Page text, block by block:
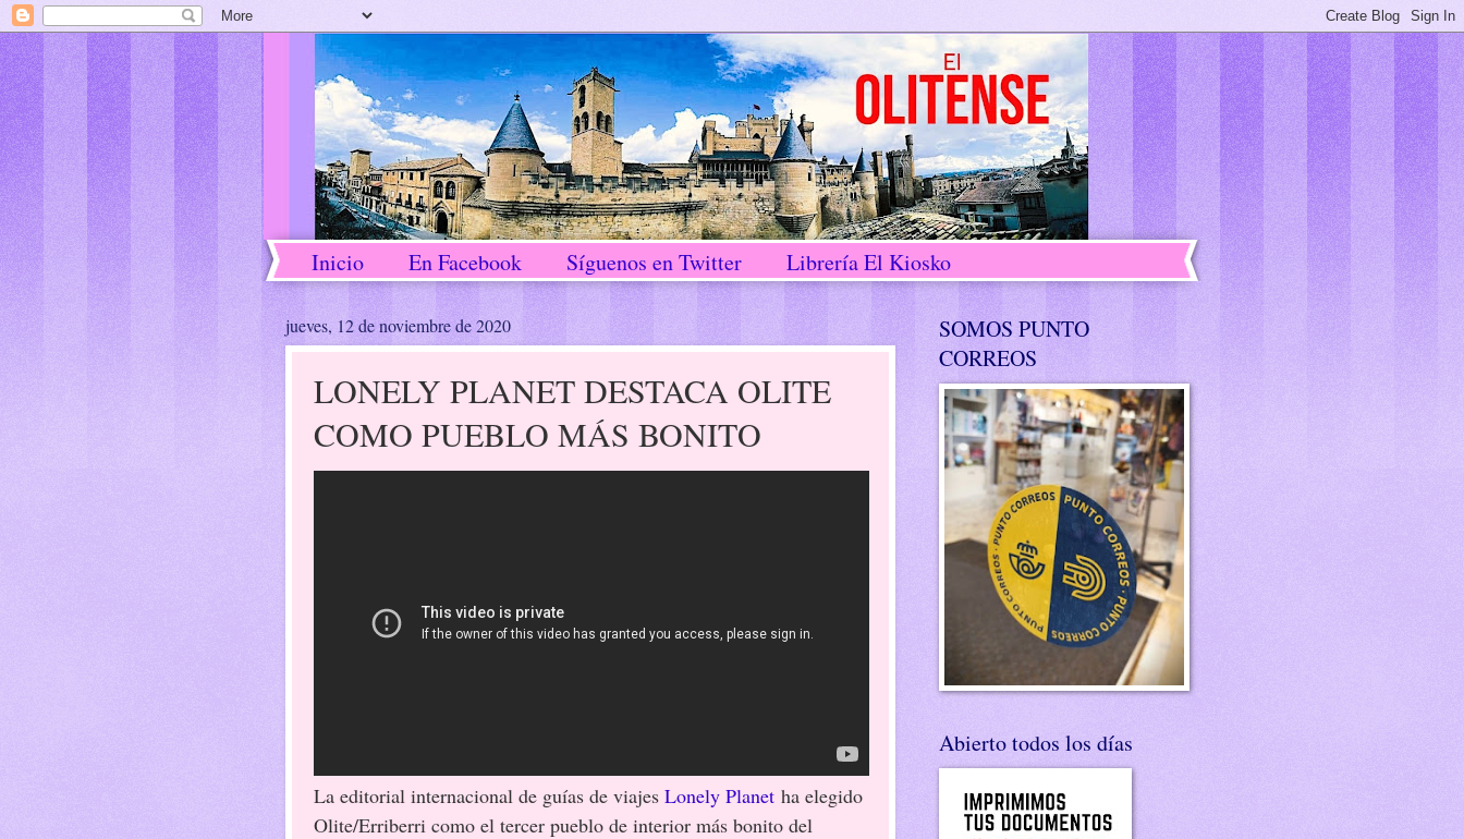
Inicio En Facebook Síguenos en Twitter Librería El Kiosko
jueves, 12 de noviembre de 2020
LONELY PLANET DESTACA OLITE
COMO PUEBLO MÁS BONITO
La editorial internacional de guías de viajes Lonely Planet ha elegido
Olite/Erriberri como el tercer pueblo de interior más bonito del
SOMOS PUNTO
CORREOS
Abierto todos los días